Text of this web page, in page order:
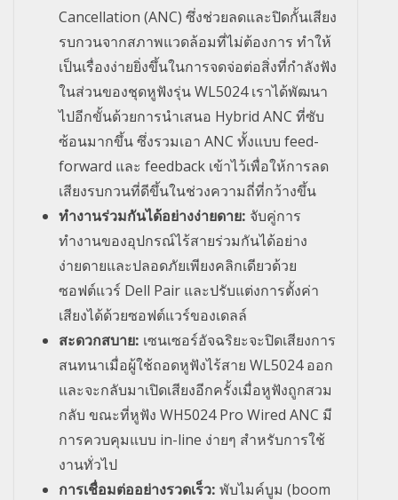
Cancellation (ANC) ซึ่งช่วยลดและปิดกั้นเสียง
รบกวนจากสภาพแวดล้อมที่ไม่ต้องการ ทําให้
เป็นเรื่องง่ายยิ่งขึ้นในการจดจ่อต่อสิ่งที่กำลังฟัง
ในส่วนของชุดหูฟังรุ่นWL5024เราได้พัฒนา
ไปอีกขั้นด้วยการนําเสนอ Hybrid ANC ที่ซับ
ซ้อนมากขึ้น ซึ่งรวมเอา ANC ทั้งแบบ feed-
forward และ feedback เข้าไว้เพื่อให้การลด
เสียงรบกวนที่ดีขึ้นในช่วงความถี่ที่กว้างขึ้น
ทำงานร่วมกันได้อย่างง่ายดาย: จับคู่การ
ทำงานของอุปกรณ์ไร้สายร่วมกันได้อย่าง
ง่ายดายและปลอดภัยเพียงคลิกเดียวด้วย
ซอฟต์แวร์ Dell Pair และปรับแต่งการตั้งค่า
เสียงได้ด้วยซอฟต์แวร์ของเดลล์
สะดวกสบาย: เซนเซอร์อัจฉริยะจะปิดเสียงการ
สนทนาเมื่อผู้ใช้ถอดหูฟังไร้สาย WL5024ออก
และจะกลับมาเปิดเสียงอีกครั้งเมื่อหูฟังถูกสวม
กลับ ขณะที่หูฟัง WH5024 Pro Wired ANC มี
การควบคุมแบบ in-line ง่ายๆ สําหรับการใช้
งานทั่วไป
การเชื่อมต่ออย่างรวดเร็ว: พับไมค์บูม (boom